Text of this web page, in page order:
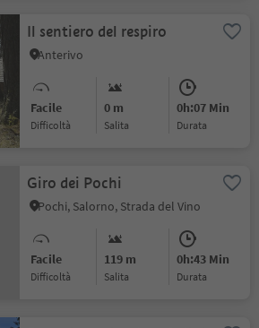
Il sentiero del respiro
Anterivo
Facile
Difficoltà
0 m
Salita
0h:07 Min
durata
Giro dei Pochi
Pochi, Salorno, Strada del Vino
Facile
Difficoltà
119 m
Salita
0h:43 Min
durata